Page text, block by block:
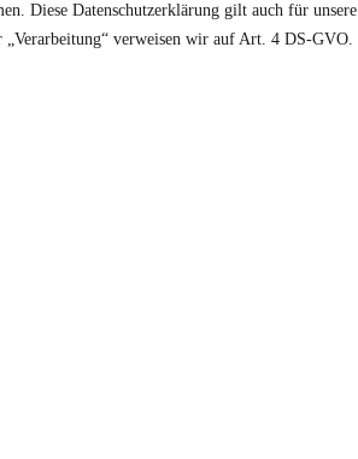
Diese Datenschutzerklärung gilt auch für unsere
verweisen wir auf Art. 4 DS-GVO.